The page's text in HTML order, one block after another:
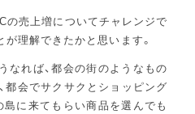
の売上増についてチャレンジで
理解できたかと思います。
なれば、都会の街のようなもの
都会でサクサクとショッピング
島に来てもらい商品を選んでも